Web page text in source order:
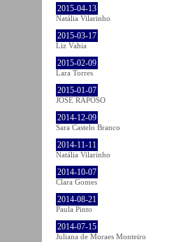
2015-04-13
Natália Vilarinho
2015-03-17
Liz Vahia
2015-02-09
Lara Torres
2015-01-07
JOSÉ RAPOSO
2014-12-09
Sara Castelo Branco
2014-11-11
Natália Vilarinho
2014-10-07
Clara Gomes
2014-08-21
Paula Pinto
2014-07-15
Juliana de Moraes Monteiro